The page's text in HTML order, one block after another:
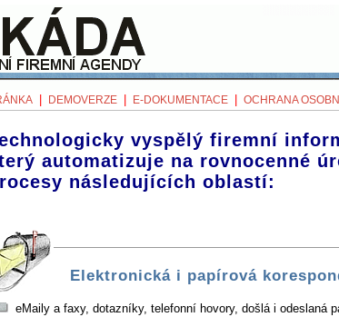
DEMOVERZE E-DOKUMENTACE OCHRANA
vyspělý firemní
automatizuje na rovnocenné
následujících oblastí:
Elektronická i papírová
eMaily a faxy, dotazníky, telefonní hovory, došlá i odeslaná